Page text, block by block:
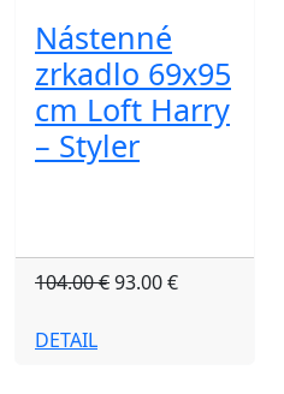
Nástenné
zrkadlo 69x95
cm Loft Harry
– Styler
104.00 €93.00 €
DETAIL